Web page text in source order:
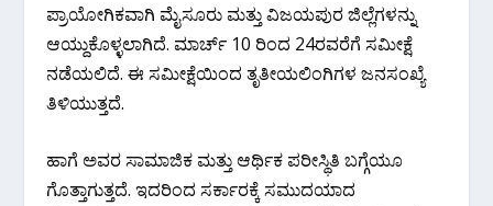
ಪ್ರಾಯೋಗಿಕವಾಗಿ ಮೈಸೂರು ಮತ್ತು ವಿಜಯಪುರ ಜಿಲ್ಲೆಗಳನ್ನು
ಆಯ್ದುಕೊಳ್ಳಲಾಗಿದೆ. ಮಾರ್ಚ್​ 10 ರಿಂದ 24ರವರೆಗೆ ಸಮೀಕ್ಷೆ
ನಡೆಯಲಿದೆ. ಈ ಸಮೀಕ್ಷೆಯಿಂದ ತೃತೀಯಲಿಂಗಿಗಳ ಜನಸಂಖ್ಯೆ
ತಿಳಿಯುತ್ತದೆ.
ಹಾಗೆ ಅವರ ಸಾಮಾಜಿಕ ಮತ್ತು ಆರ್ಥಿಕ ಪರೀಸ್ಥಿತಿ ಬಗ್ಗೆಯೂ
ಗೊತ್ತಾಗುತ್ತದೆ. ಇದರಿಂದ ಸರ್ಕಾರಕ್ಕೆ ಸಮುದಯಾದ